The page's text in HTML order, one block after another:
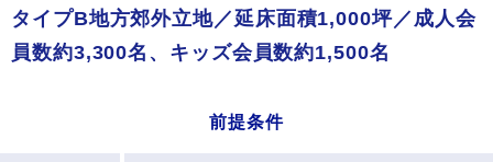
タイプB地方郊外立地／延床面積1,000坪／成人会
員数約3,300名、キッズ会員数約1,500名
前提条件